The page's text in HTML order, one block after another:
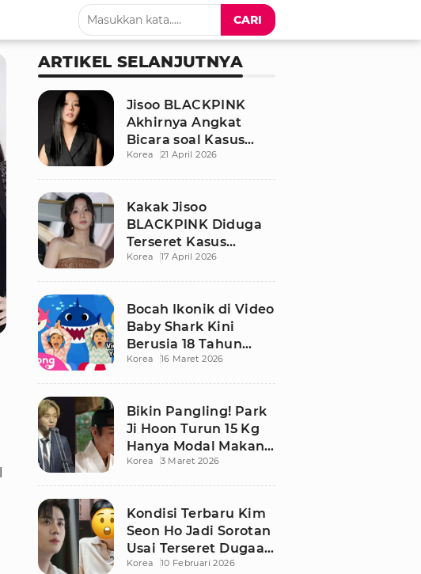
CARI
ARTIKEL SELANJUTNYA
Jisoo BLACKPINK
Akhirnya Angkat
Bicara soal Kasus
Dugaan Pelecehan
Korea 21 April 2026
Kakak Jisoo
BLACKPINK Diduga
Terseret Kasus
Pelecehan Seksual,
Korea 17 April 2026
Bocah Ikonik di Video
Baby Shark Kini
Berusia 18 Tahun
Bikin Publik
Korea 16 Maret 2026
Bikin Pangling! Park
Ji Hoon Turun 15 Kg
Hanya Modal Makan
Apel, Visual
Korea 3 Maret 2026
Kondisi Terbaru Kim
Seon Ho Jadi Sorotan
Usai Terseret Dugaan
Penggelapan Pajak
Korea 10 Februari 2026